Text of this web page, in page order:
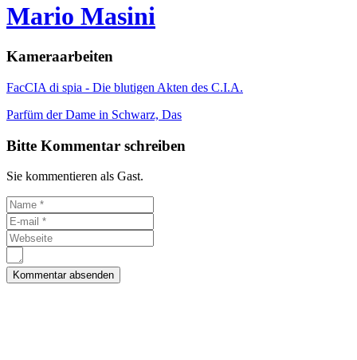
Mario Masini
Kameraarbeiten
FacCIA di spia - Die blutigen Akten des C.I.A.
Parfüm der Dame in Schwarz, Das
Bitte Kommentar schreiben
Sie kommentieren als Gast.